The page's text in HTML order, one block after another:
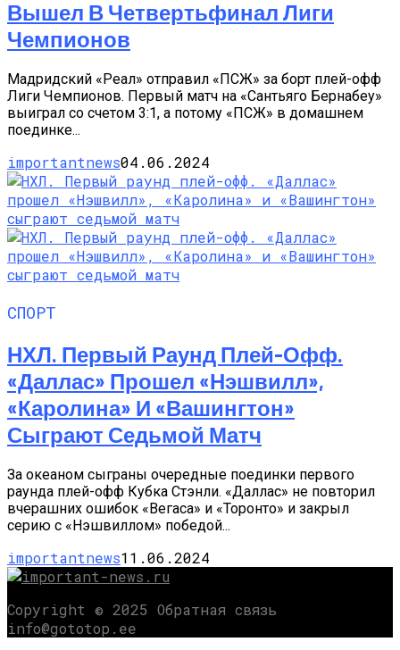
Вышел В Четвертьфинал Лиги
Чемпионов
Мадридский «Реал» отправил «ПСЖ» за борт плей-офф
Лиги Чемпионов. Первый матч на «Сантьяго Бернабеу»
выиграл со счетом 3:1, а потому «ПСЖ» в домашнем
поединке...
importantnews04.06.2024
СПОРТ
НХЛ. Первый Раунд Плей-Офф.
«Даллас» Прошел «Нэшвилл»,
«Каролина» И «Вашингтон»
Сыграют Седьмой Матч
За океаном сыграны очередные поединки первого
раунда плей-офф Кубка Стэнли. «Даллас» не повторил
вчерашних ошибок «Вегаса» и «Торонто» и закрыл
серию с «Нэшвиллом» победой...
importantnews11.06.2024
Copyright © 2025 Обратная связь
info@gototop.ee